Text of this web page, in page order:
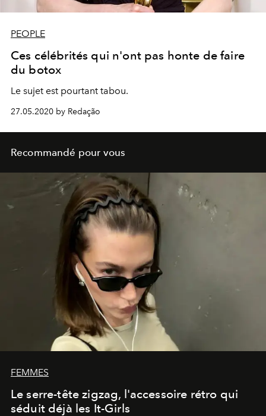
PEOPLE
Ces célébrités qui n'ont pas honte de faire
du botox
Le sujet est pourtant tabou.
27.05.2020 by Redação
Recommandé pour vous
FEMMES
Le serre-tête zigzag, l'accessoire rétro qui
séduit déjà les It-Girls